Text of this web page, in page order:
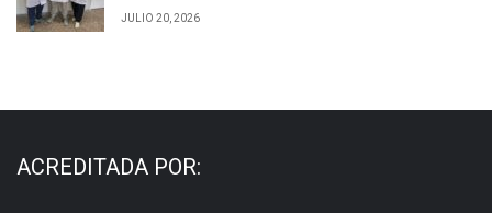
JULIO 20, 2026
ACREDITADA POR: